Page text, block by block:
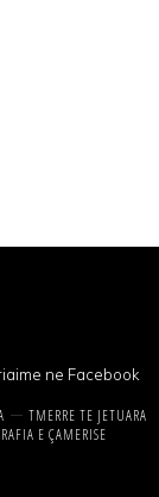
ne Facebook
TMERRE TE JETUARA
E ÇAMERISE